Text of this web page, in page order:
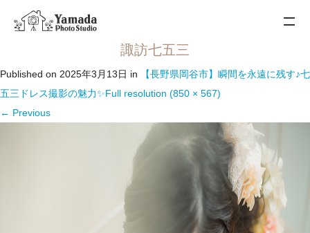
諏訪七五三
Published on 2025年3月13日 in
【長野県岡谷市】瞬間を永遠に残す♪七
五三ドレス撮影の魅力✨Full resolution (850 × 567)
← Previous